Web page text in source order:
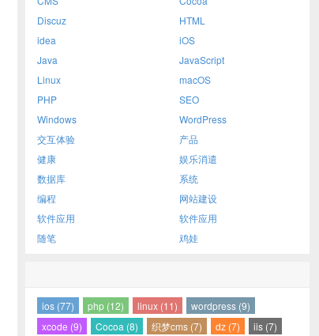
Discuz
HTML
idea
iOS
Java
JavaScript
Linux
macOS
PHP
SEO
Windows
WordPress
交互体验
产品
健康
娱乐消遣
数据库
系统
编程
网站建设
软件应用
软件应用
随笔
鸡娃
ios (77) php (12) linux (11)
wordpress (9)
xcode (9)
Cocoa (8) 织梦cms (7) dz (7)
iis (7)